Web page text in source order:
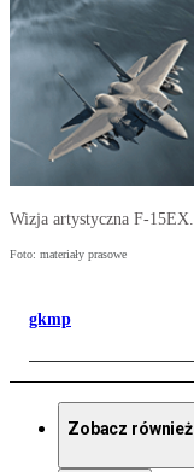
Wizja artystyczna F-15EX.
Foto: materiały prasowe
gkmp
Zobacz również